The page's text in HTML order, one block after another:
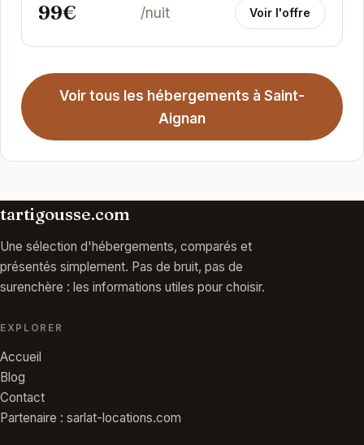
99€ /nuit Voir l'offre
Voir tous les hébergements à Saint-
Aignan
tartigousse.com
Une sélection d'hébergements, comparés et
présentés simplement. Pas de bruit, pas de
surenchère : les informations utiles pour choisir.
EXPLORER
Accueil
Blog
Contact
Partenaire : sarlat-locations.com